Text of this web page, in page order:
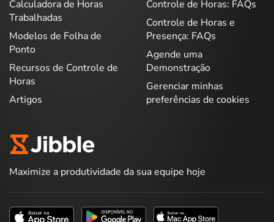
Calculadora de Horas
Trabalhadas
Modelos de Folha de
Ponto
Recursos de Controle de
Horas
Artigos
Controle de Horas: FAQs
Controle de Horas e
Presença: FAQs
Agende uma
Demonstração
Gerenciar minhas
preferências de cookies
Maximize a produtividade da sua equipe hoje